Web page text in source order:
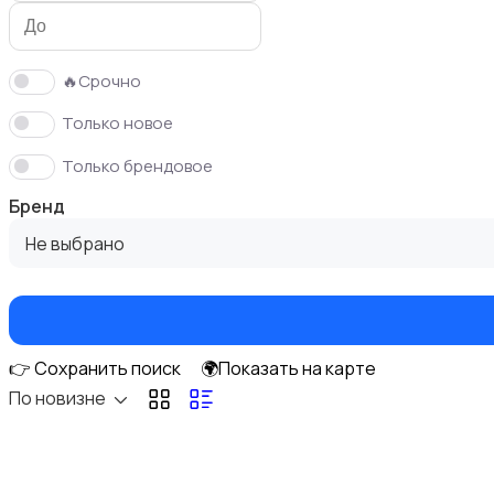
Спортивная одежда
Свитеры и толстовки
🔥Срочно
Только новое
Только брендовое
Бренд
Не выбрано
👉 Сохранить поиск
🌍Показать на карте
По новизне